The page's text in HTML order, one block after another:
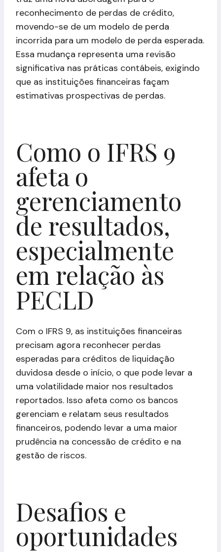
reconhecimento de perdas de crédito,
movendo-se de um modelo de perda
incorrida para um modelo de perda esperada.
Essa mudança representa uma revisão
significativa nas práticas contábeis, exigindo
que as instituições financeiras façam
estimativas prospectivas de perdas.
Como o IFRS 9
afeta o
gerenciamento
de resultados,
especialmente
em relação às
PECLD
Com o IFRS 9, as instituições financeiras
precisam agora reconhecer perdas
esperadas para créditos de liquidação
duvidosa desde o início, o que pode levar a
uma volatilidade maior nos resultados
reportados. Isso afeta como os bancos
gerenciam e relatam seus resultados
financeiros, podendo levar a uma maior
prudência na concessão de crédito e na
gestão de riscos.
Desafios e
oportunidades